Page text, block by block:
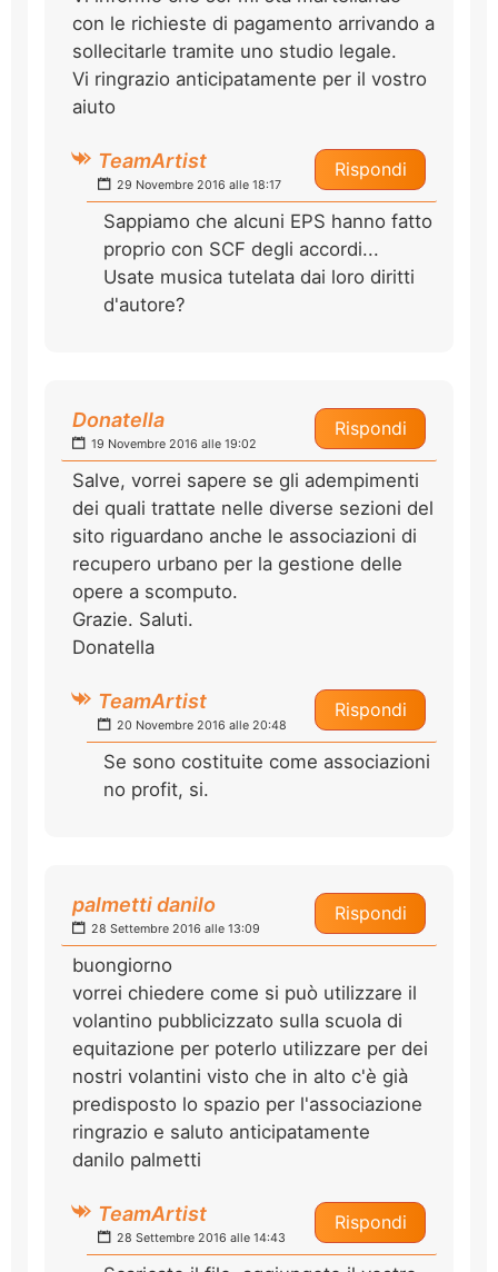
con le richieste di pagamento arrivando a
sollecitarle tramite uno studio legale.
Vi ringrazio anticipatamente per il vostro
aiuto
Rispondi
TeamArtist
29 Novembre 2016 alle 18:17
Sappiamo che alcuni EPS hanno fatto
proprio con SCF degli accordi...
Usate musica tutelata dai loro diritti
d'autore?
Rispondi
Donatella
19 Novembre 2016 alle 19:02
Salve, vorrei sapere se gli adempimenti
dei quali trattate nelle diverse sezioni del
sito riguardano anche le associazioni di
recupero urbano per la gestione delle
opere a scomputo.
Grazie. Saluti.
Donatella
Rispondi
TeamArtist
20 Novembre 2016 alle 20:48
Se sono costituite come associazioni
no profit, si.
Rispondi
palmetti danilo
28 Settembre 2016 alle 13:09
buongiorno
vorrei chiedere come si può utilizzare il
volantino pubblicizzato sulla scuola di
equitazione per poterlo utilizzare per dei
nostri volantini visto che in alto c'è già
predisposto lo spazio per l'associazione
ringrazio e saluto anticipatamente
danilo palmetti
Rispondi
TeamArtist
28 Settembre 2016 alle 14:43